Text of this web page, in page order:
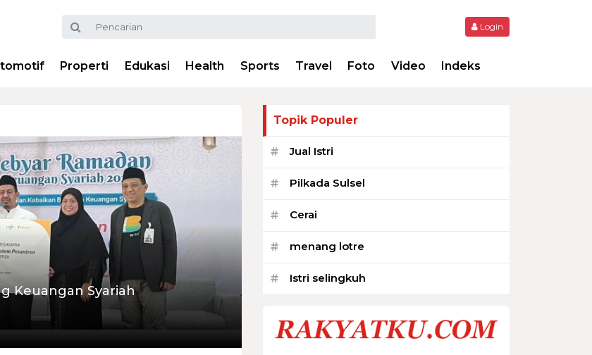
Login
Properti Edukasi Health Sports Travel Foto Video Indeks
Keuangan Syariah
Topik Populer
# Jual Istri
# Pilkada Sulsel
# Cerai
# menang lotre
# Istri selingkuh